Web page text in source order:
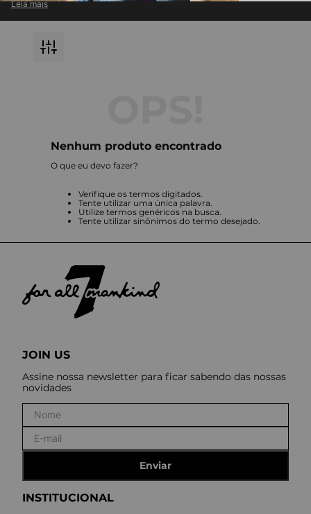
atemporal com inovação em cada detalhe.
Descubra jeans premium e roupas exclusivas, perfeitas para compor
Leia mais
Nenhum produto encontrado
O que eu devo fazer?
Verifique os termos digitados.
Tente utilizar uma única palavra.
Utilize termos genéricos na busca.
Tente utilizar sinônimos do termo desejado.
INSTITUCIONAL
JOIN US
Assine nossa newsletter para ficar sabendo das nossas
novidades
Enviar